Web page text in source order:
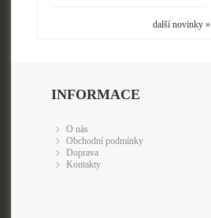
další novinky »
INFORMACE
O nás
Obchodní podmínky
Doprava
Kontakty